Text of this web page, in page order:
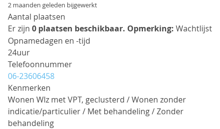
2 maanden geleden bijgewerkt
Aantal plaatsen
Er zijn 0 plaatsen beschikbaar. Opmerking: Wachtlijst
Opnamedagen en -tijd
24uur
Telefoonnummer
06-23606458
Kenmerken
Wonen Wlz met VPT, geclusterd / Wonen zonder
indicatie/particulier / Met behandeling / Zonder
behandeling